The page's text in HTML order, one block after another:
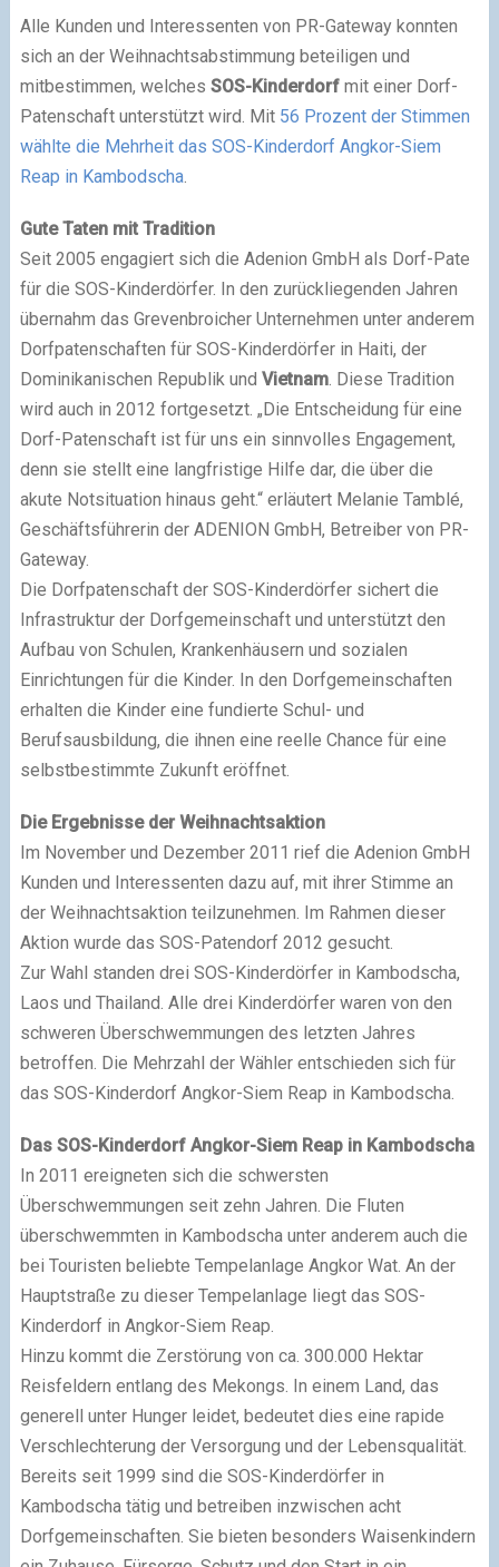
Alle Kunden und Interessenten von PR-Gateway konnten
sich an der Weihnachtsabstimmung beteiligen und
mitbestimmen, welches SOS-Kinderdorfmit einer Dorf-
Patenschaft unterstützt wird. Mit 56 Prozent der Stimmen
wählte die Mehrheit das SOS-Kinderdorf Angkor-Siem
Reap in Kambodscha.
Gute Taten mit Tradition
Seit 2005 engagiert sich die Adenion GmbH als Dorf-Pate
für die SOS-Kinderdörfer. In den zurückliegenden Jahren
übernahm das Grevenbroicher Unternehmen unter anderem
Dorfpatenschaften für SOS-Kinderdörfer in Haiti, der
Dominikanischen Republik und Vietnam. Diese Tradition
wird auch in 2012 fortgesetzt. „Die Entscheidung für eine
Dorf-Patenschaft ist für uns ein sinnvolles Engagement,
denn sie stellt eine langfristige Hilfe dar, die über die
akute Notsituation hinaus geht.“ erläutert Melanie Tamblé,
Geschäftsführerin der ADENION GmbH, Betreiber von PR-
Gateway.
Die Dorfpatenschaft der SOS-Kinderdörfer sichert die
Infrastruktur der Dorfgemeinschaft und unterstützt den
Aufbau von Schulen, Krankenhäusern und sozialen
Einrichtungen für die Kinder. In den Dorfgemeinschaften
erhalten die Kinder eine fundierte Schul- und
Berufsausbildung, die ihnen eine reelle Chance für eine
selbstbestimmte Zukunft eröffnet.
Die Ergebnisse der Weihnachtsaktion
Im November und Dezember 2011 rief die Adenion GmbH
Kunden und Interessenten dazu auf, mit ihrer Stimme an
der Weihnachtsaktion teilzunehmen. Im Rahmen dieser
Aktion wurde das SOS-Patendorf 2012 gesucht.
Zur Wahl standen drei SOS-Kinderdörfer in Kambodscha,
Laos und Thailand. Alle drei Kinderdörfer waren von den
schweren Überschwemmungen des letzten Jahres
betroffen. Die Mehrzahl der Wähler entschieden sich für
das SOS-Kinderdorf Angkor-Siem Reap in Kambodscha.
Das SOS-Kinderdorf Angkor-Siem Reap in Kambodscha
In 2011 ereigneten sich die schwersten
Überschwemmungen seit zehn Jahren. Die Fluten
überschwemmten in Kambodscha unter anderem auch die
bei Touristen beliebte Tempelanlage Angkor Wat. An der
Hauptstraße zu dieser Tempelanlage liegt das SOS-
Kinderdorf in Angkor-Siem Reap.
Hinzu kommt die Zerstörung von ca. 300.000 Hektar
Reisfeldern entlang des Mekongs. In einem Land, das
generell unter Hunger leidet, bedeutet dies eine rapide
Verschlechterung der Versorgung und der Lebensqualität.
Bereits seit 1999 sind die SOS-Kinderdörfer in
Kambodscha tätig und betreiben inzwischen acht
Dorfgemeinschaften. Sie bieten besonders Waisenkindern